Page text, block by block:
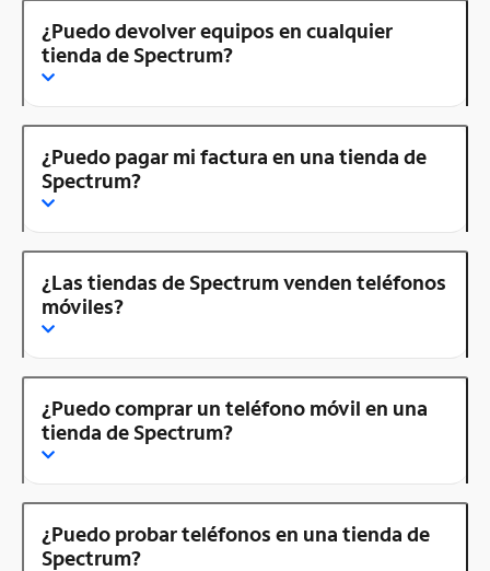
¿Puedo devolver equipos en cualquier
tienda de Spectrum?
¿Puedo pagar mi factura en una tienda de
Spectrum?
¿Las tiendas de Spectrum venden teléfonos
móviles?
¿Puedo comprar un teléfono móvil en una
tienda de Spectrum?
¿Puedo probar teléfonos en una tienda de
Spectrum?